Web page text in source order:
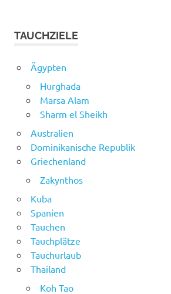
TAUCHZIELE
Ägypten
Hurghada
Marsa Alam
Sharm el Sheikh
Australien
Dominikanische Republik
Griechenland
Zakynthos
Kuba
Spanien
Tauchen
Tauchplätze
Tauchurlaub
Thailand
Koh Tao